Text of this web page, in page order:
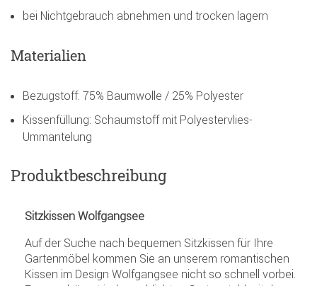
bei Nichtgebrauch abnehmen und trocken lagern
Materialien
Bezugstoff: 75% Baumwolle / 25% Polyester
Kissenfüllung: Schaumstoff mit Polyestervlies-
Ummantelung
Produktbeschreibung
Sitzkissen Wolfgangsee
Auf der Suche nach bequemen Sitzkissen für Ihre
Gartenmöbel kommen Sie an unserem romantischen
Kissen im Design Wolfgangsee nicht so schnell vorbei.